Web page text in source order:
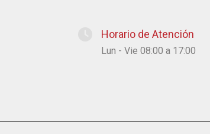
Horario de Atención
Lun - Vie 08:00 a 17:00